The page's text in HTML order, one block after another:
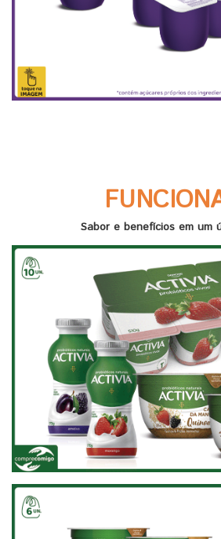
Sabor e benefícios em um